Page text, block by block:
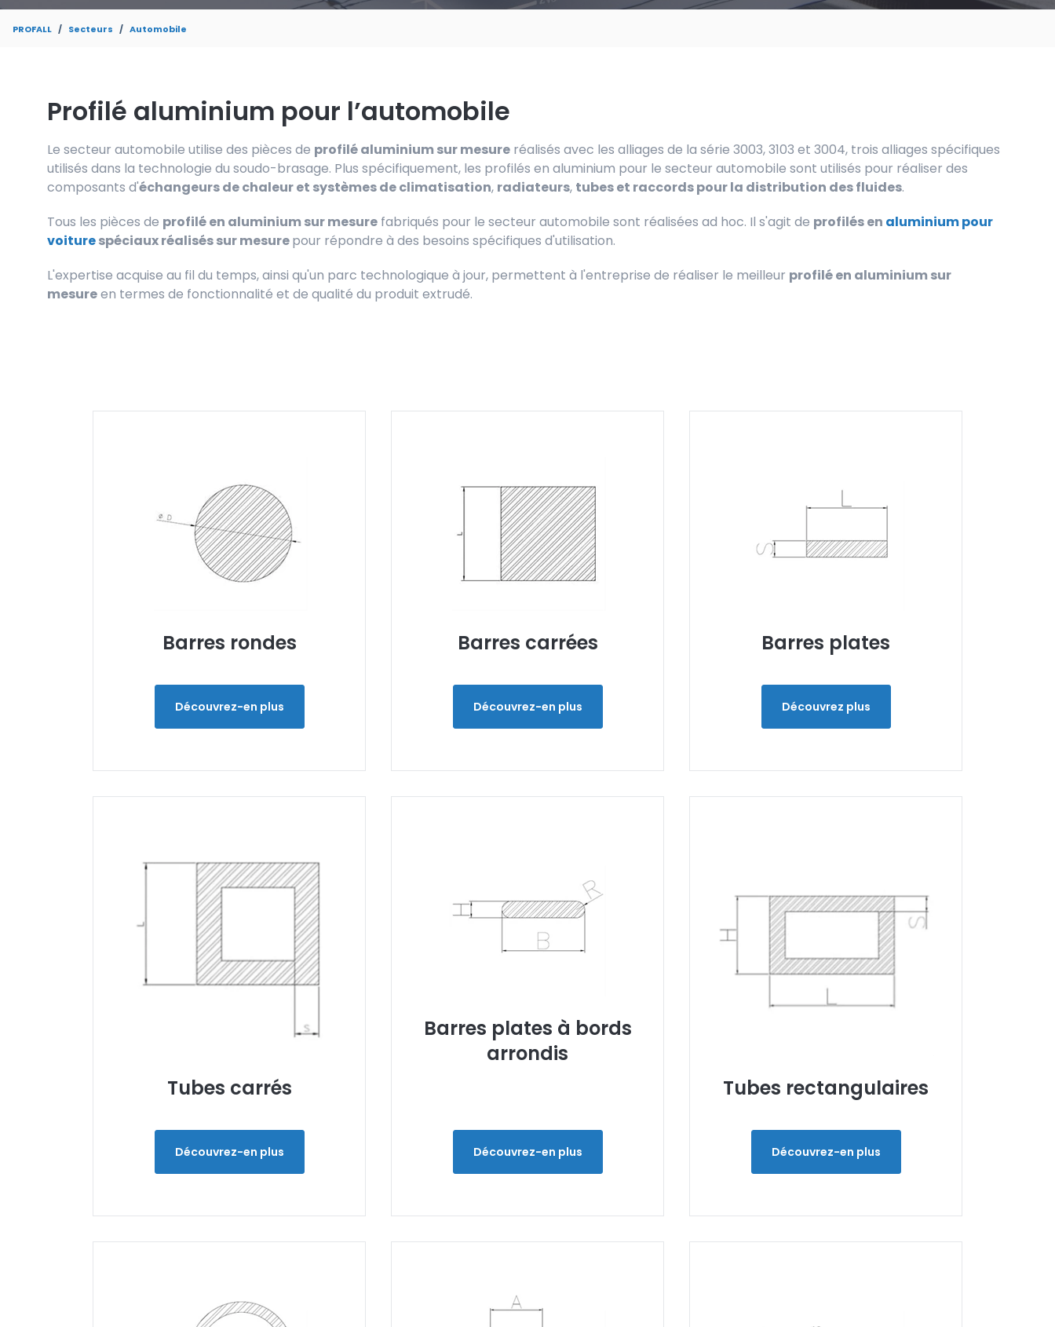
PROFALL Secteurs Automobile
Profilé aluminium pour l’automobile
Le secteur automobile utilise des pièces de profilé aluminium sur mesure réalisés avec les alliages de la série 3003, 3103 et 3004, trois alliages spécifiques
utilisés dans la technologie du soudo-brasage. Plus spécifiquement, les profilés en aluminium pour le secteur automobile sont utilisés pour réaliser des
composants d'échangeurs de chaleur et systèmes de climatisation, radiateurs, tubes et raccords pour la distribution des fluides.
Tous les pièces de profilé en aluminium sur mesure fabriqués pour le secteur automobile sont réalisées ad hoc. Il s'agit de profilés en aluminium pour
voiturespéciaux réalisés sur mesurepour répondre à des besoins spécifiques d'utilisation.
L'expertise acquise au fil du temps, ainsi qu'un parc technologique à jour, permettent à l'entreprise de réaliser le meilleur profilé en aluminium sur
mesureen termes de fonctionnalité et de qualité du produit extrudé.
Barres rondes
Découvrez-en plus
Barres carrées
Découvrez-en plus
Barres plates
Découvrez plus
Tubes carrés
Découvrez-en plus
Barres plates à bords
arrondis
Découvrez-en plus
Tubes rectangulaires
Découvrez-en plus